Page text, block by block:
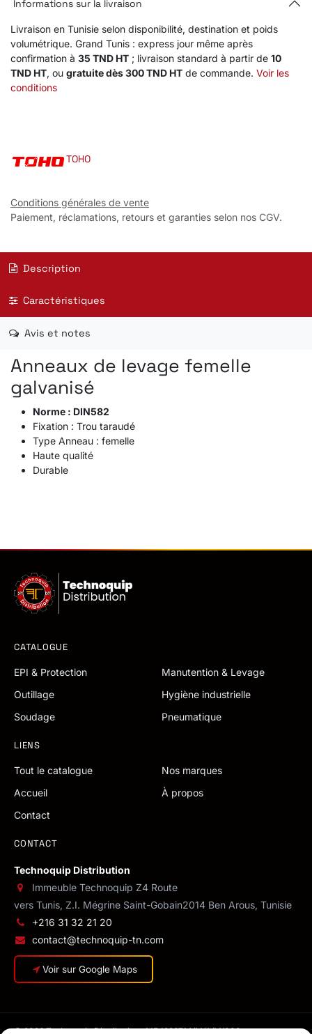
Informations sur la livraison
Livraison en Tunisie selon disponibilité, destination et poids
volumétrique. Grand Tunis : express jour même après
confirmation à 35 TND HT ; livraison standard à partir de 10
TND HT, ou gratuite dès 300 TND HT de commande. Voir les
conditions
TOHO
Conditions générales de vente
Paiement, réclamations, retours et garanties selon nos CGV.
Description
Caractéristiques
Avis et notes
Anneaux de levage femelle
galvanisé
Norme : DIN582
Fixation : Trou taraudé
Type Anneau : femelle
Haute qualité
Durable
CATALOGUE
EPI & Protection
Manutention & Levage
Outillage
Hygiène industrielle
Soudage
Pneumatique
LIENS
Tout le catalogue
Nos marques
Accueil
À propos
Contact
CONTACT
Technoquip Distribution
Immeuble Technoquip Z4 Route
vers Tunis, Z.I. Mégrine Saint-Gobain2014 Ben Arous, Tunisie
+216 31 32 21 20
contact@technoquip-tn.com
Voir sur Google Maps
© 2026 Technoquip Distribution · MF 1293714/M/A/M/000